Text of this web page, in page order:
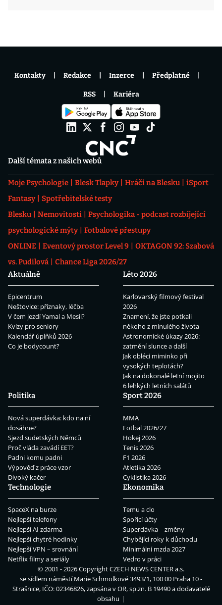
Další témata z našich webů
Moje Psychologie Blesk Tlapky Hráči na Blesku
iSport
Fantasy
Spotřebitelské testy
Blesku
Nemovitosti
Psychologika - podcast rozbíjející
psychologické mýty
Fotbalové přestupy
ONLINE
Eventový prostor Level 9
OKTAGON 92: Szabová
vs. Pudilová
Chance Liga 2026/27
Aktuálně
Epicentrum
Neštovice: příznaky, léčba
V čem jezdí Yamal a Mesii?
Kvízy pro seniory
Kalendář úplňků 2026
Co je bodycount?
Léto 2026
Karlovarský filmový festival
2026
Znamení, že jste potkali
někoho z minulého života
Astronomické úkazy 2026:
zatmění slunce a další
Jak obléci miminko při
vysokých teplotách?
Jak na dokonalé letní mojito
6 lehkých letních salátů
Politika
Nová superdávka: kdo na ní
dosáhne?
Sjezd sudetských Němců
Proč vláda zavádí EET?
Padni komu padni
Výpověď z práce vzor
Divoký kačer
Sport 2026
MMA
Fotbal 2026/27
Hokej 2026
Tenis 2026
F1 2026
Atletika 2026
Cyklistika 2026
Technologie
SpaceX na burze
Nejlepší telefony
Nejlepší AI zdarma
Nejlepší chytré hodinky
Nejlepší VPN – srovnání
Netflix filmy a seriály
Ekonomika
Temu a clo
Spořicí účty
Superdávka – změny
Chybějící roky k důchodu
Minimální mzda 2027
Vedro v práci
Kontakty Redakce Inzerce Předplatné
RSS Kariéra
© 2001 - 2026 CopyrightCZECH NEWS CENTER a.s.
se sídlem náměstí Marie Schmolkové 3493/1, 100 00 Praha 10 -
Strašnice, IČO: 02346826, zapsána v OR, sp.zn. B 19490 a dodavatelé
obsahu